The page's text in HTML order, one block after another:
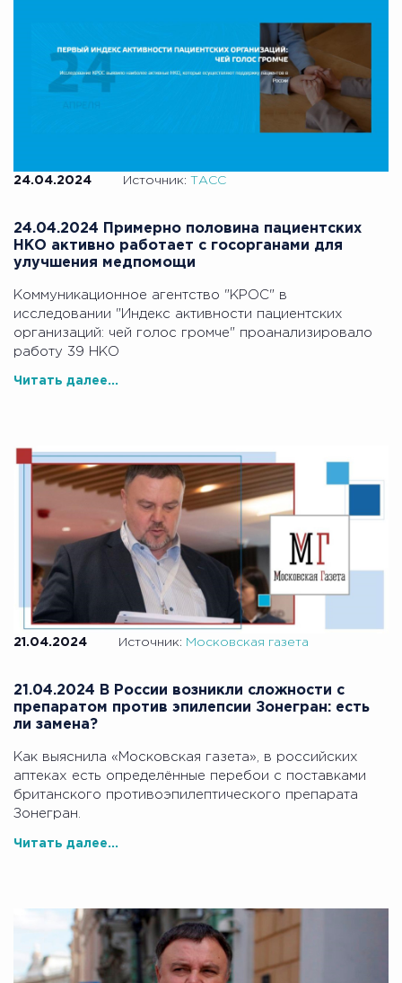
24.04.2024 Источник: ТАСС
24.04.2024 Примерно половина пациентских
НКО активно работает с госорганами для
улучшения медпомощи
Коммуникационное агентство "КРОС" в
исследовании "Индекс активности пациентских
организаций: чей голос громче" проанализировало
работу 39 НКО
Читать далее...
21.04.2024 Источник: Московская газета
21.04.2024 В России возникли сложности с
препаратом против эпилепсии Зонегран: есть
ли замена?
Как выяснила «Московская газета», в российских
аптеках есть определённые перебои с поставками
британского противоэпилептического препарата
Зонегран.
Читать далее...